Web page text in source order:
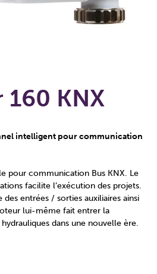
160 KNX
intelligent pour communication
pour communication Bus KNX. Le
facilite l’exécution des projets.
entrées / sorties auxiliaires ainsi
lui-même fait entrer la
dans une nouvelle ère.